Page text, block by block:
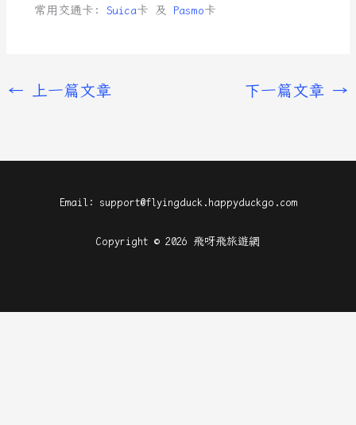
常用交通卡:Suica卡 及Pasmo卡
← 上一篇文章 下一篇文章 →
Email: support@flyingduck.happyduckgo.com
Copyright © 2026 飛呀飛旅遊網